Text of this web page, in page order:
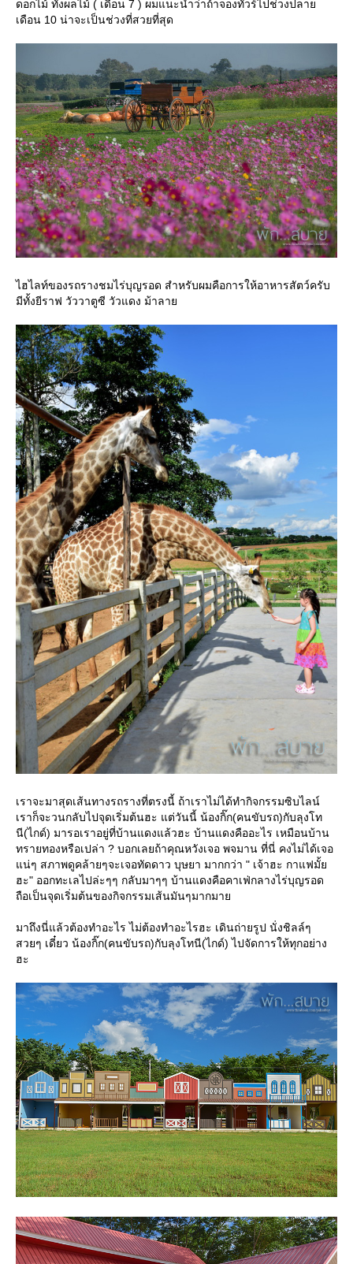
ดอกไม้ ทั้งผลไม้ ( เดือน 7 ) ผมแนะนำว่าถ้าจองทัวร์ไปช่วงปลา
เดือน 10 น่าจะเป็นช่วงที่สวยที่สุด
ไฮไลท์ของรถรางชมไร่บุญรอด สำหรับผมคือการให้อาหารสัตว์ครับ
มีทั้งยีราฟ วัววาตูซี วัวแดง ม้าลา
เราจะมาสุดเส้นทางรถรางที่ตรงนี้ ถ้าเราไม่ได้ทำกิจกรรมซิบไลน์
เราก็จะวนกลับไปจุดเริ่มต้นฮะ แต่วันนี้ น้องกิ๊ก(คนขับรถ)กับลุงโท
นี(ไกด์) มารอเราอยู่ที่บ้านแดงแล้วฮะ บ้านแดงคืออะไร เหมือนบ้าน
ทรายทองหรือเปล่า ? บอกเลยถ้าคุณหวังเจอ พจมาน ที่นี่ คงไม่ได้เจอ
น่ๆ สภาพดูคล้ายๆจะเจอทัดดาว บุษยา มากกว่า " เจ้าฮะ กาแฟมั้
ฮะ" ออกทะเลไปล่ะๆๆ กลับมาๆๆ บ้านแดงคือคาเฟ่กลางไร่บุญรอด
ถือเป็นจุดเริ่มต้นของกิจกรรมเส้นมันๆมากมา
มาถึงนี่แล้วต้องทำอะไร ไม่ต้องทำอะไรฮะ เดินถ่ายรูป นั่งชิลล์ๆ
สวยๆ เดี๋ยว น้องกิ๊ก(คนขับรถ)กับลุงโทนี(ไกด์) ไปจัดการให้ทุกอย่าง
ฮะ